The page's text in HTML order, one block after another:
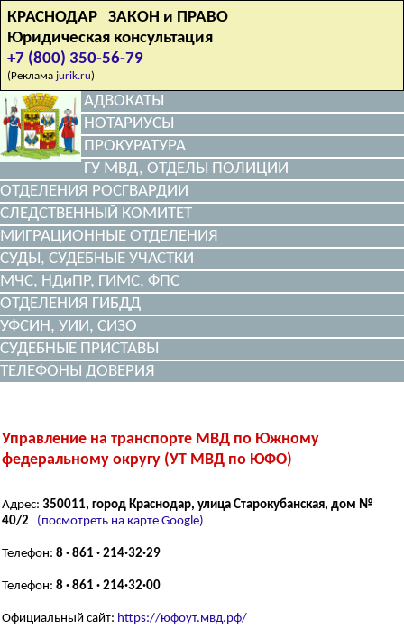
КРАСНОДАР ЗАКОН и ПРАВО
Юридическая консультация
+7 (800) 350-56-79
(Реклама jurik.ru)
АДВОКАТЫ
НОТАРИУСЫ
ПРОКУРАТУРА
ГУ МВД, ОТДЕЛЫ ПОЛИЦИИ
ОТДЕЛЕНИЯ РОСГВАРДИИ
СЛЕДСТВЕННЫЙ КОМИТЕТ
МИГРАЦИОННЫЕ ОТДЕЛЕНИЯ
СУДЫ, СУДЕБНЫЕ УЧАСТКИ
МЧС, НДиПР, ГИМС, ФПС
ОТДЕЛЕНИЯ ГИБДД
УФСИН, УИИ, СИЗО
СУДЕБНЫЕ ПРИСТАВЫ
ТЕЛЕФОНЫ ДОВЕРИЯ
Управление на транспорте МВД по Южному
федеральному округу (УТ МВД по ЮФО)
Адрес: 350011, город Краснодар, улица Старокубанская, дом №
40/2
(посмотреть на карте Google)
Телефон: 8 · 861 · 214·32·29
Телефон: 8 · 861 · 214·32·00
Официальный сайт: https://юфоут.мвд.рф/